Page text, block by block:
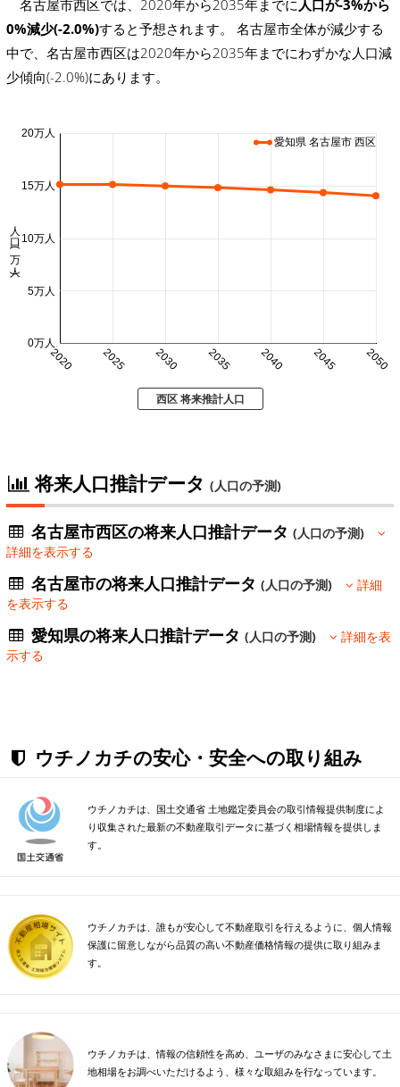
名古屋市西区では、2020年から2035年までに 人口が-3%から
0%減少(-2.0%)すると予想されます。 名古屋市全体が減少する
中で、名古屋市西区は2020年から2035年までにわずかな人口減
少傾向(-2.0%)にあります。
2020 2025 2030 2035 2040 2045 2050
0万人
5万人
10万人
15万人
20万人
人口 (万人)
愛知県 名古屋市 西区
西区 将来推計人口
将来人口推計データ (人口の予測)
名古屋市西区の将来人口推計データ(人口の予測)
詳細を表示する
名古屋市の将来人口推計データ(人口の予測)
詳細
を表示する
愛知県の将来人口推計データ(人口の予測)
詳細を表
示する
ウチノカチの安心・安全への取り組み
ウチノカチは、国土交通省 土地鑑定委員会の取引情報提供制度によ
り収集された最新の不動産取引データに基づく相場情報を提供しま
す。
ウチノカチは、誰もが安心して不動産取引を行えるように、個人情報
保護に留意しながら品質の高い不動産価格情報の提供に取り組みま
す。
ウチノカチは、情報の信頼性を高め、ユーザのみなさまに安心して土
地相場をお調べいただけるよう、様々な取組みを行なっています。